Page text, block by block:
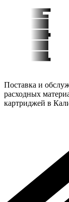
Поставка и
расходных
картриджей в